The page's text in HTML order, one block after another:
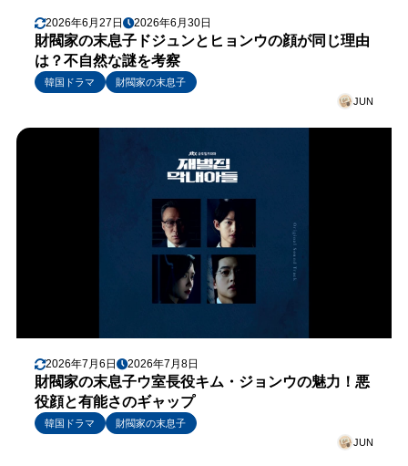
2026年6月27日 2026年6月30日
財閥家の末息子ドジュンとヒョンウの顔が同じ理由
は？不自然な謎を考察
韓国ドラマ
財閥家の末息子
JUN
2026年7月6日 2026年7月8日
財閥家の末息子ウ室長役キム・ジョンウの魅力！悪
役顔と有能さのギャップ
韓国ドラマ
財閥家の末息子
JUN